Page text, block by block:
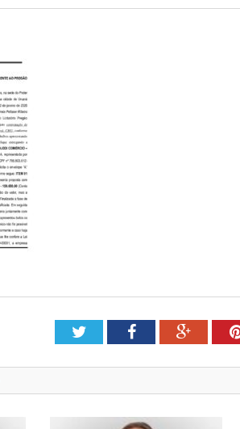
TwitterFacebook